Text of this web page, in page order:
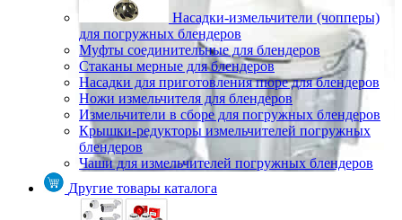
Насадки-измельчители (чопперы)
для погружных блендеров
Муфты соединительные для блендеров
Стаканы мерные для блендеров
Насадки для приготовления пюре для блендеров
Ножи измельчителя для блендеров
Измельчители в сборе для погружных блендеров
Крышки-редукторы измельчителей погружных
блендеров
Чаши для измельчителей погружных блендеров
Другие товары каталога